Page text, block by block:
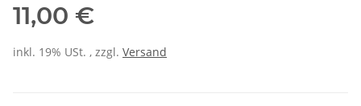
11,00 €
inkl. 19% USt. , zzgl. Versand